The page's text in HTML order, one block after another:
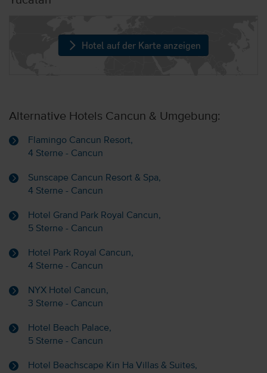
Hotel auf der Karte anzeigen
Alternative Hotels Cancun & Umgebung:
Flamingo Cancun Resort,
4 Sterne - Cancun
Sunscape Cancun Resort & Spa,
4 Sterne - Cancun
Hotel Grand Park Royal Cancun,
5 Sterne - Cancun
Hotel Park Royal Cancun,
4 Sterne - Cancun
NYX Hotel Cancun,
3 Sterne - Cancun
Hotel Beach Palace,
5 Sterne - Cancun
Hotel Beachscape Kin Ha Villas & Suites,